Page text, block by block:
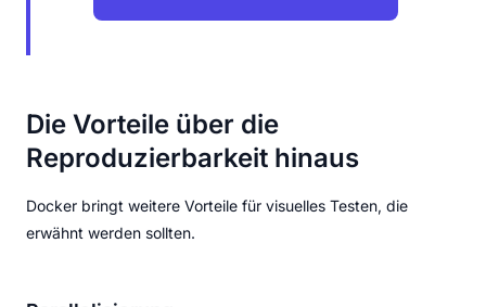
Die Vorteile über die
Reproduzierbarkeit hinaus
Docker bringt weitere Vorteile für visuelles Testen, die
erwähnt werden sollten.